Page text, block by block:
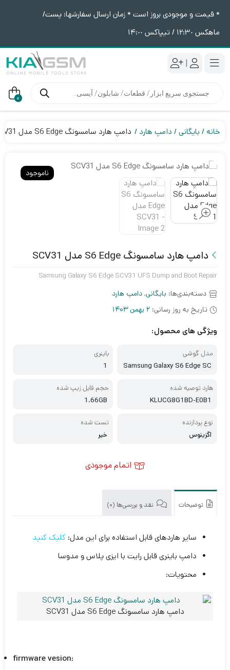
* قیمت و موجودی بروز است * زمان ارسال سفارشها: پست/
ماهکس ١٢:٣٠ / تیپاکس ١۴:٠٠
|
محصولات 0
خانه بایگانی دامپ هارد دامپ هارد سامسونگ S6 Edge مدل SCV31
ناموجود
دامپ هارد سامسونگ S6 Edge مدل SCV31
Samsung Galaxy S6 Edge SCV31 UFS Dump and Boot Repair
دسته‌بندی‌ها: بایگانی, دامپ هارد
تاریخ به روز رسانی: 2 بهمن 1403
ویژگی های محصول:
مدل گوشی
Samsung Galaxy S6 Edge SC
باینری
1
هارد توصیه شده
KLUCG8G1BD-E0B1
حجم فایل زیپ شده
1.66GB
نوع پردازنده
اگزینوس
تست شده
خیر
اتمام موجودی
توضیحات نقد و بررسی‌ها (0)
سایر هاردهای قابل استفاده برای این مدل: کلیک کنید
دامپ باینری قابل رایت با ایزی پلاس و مدوسا
محتویات:
دامپ هارد سامسونگ S6 Edge مدل SCV31
firmware vesion: